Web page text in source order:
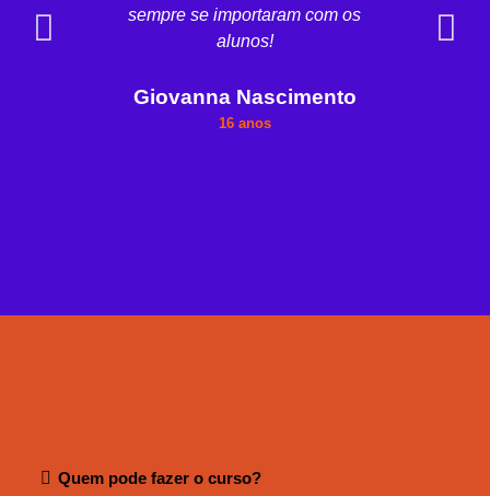
sempre se importaram com os
alunos!
Giovanna Nascimento
16 anos
Quem pode fazer o curso?